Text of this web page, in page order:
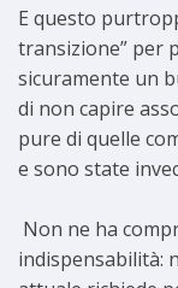
E questo
transizione” per
sicuramente un
di non capire
pure di quelle
e sono state
Non ne ha
indispensabilità: